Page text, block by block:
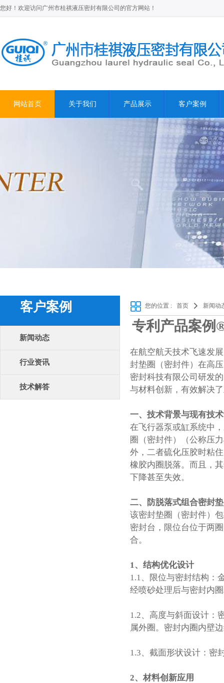
您好！欢迎访问广州市桂祺液压密封有限公司的官方网站！
网站首页 关于我们 产品展示 客户案例
客户案例
新闻动态
行业资讯
技术解答
您的位置 : 首页 新闻动
专利产品案例
在航空航天技术飞速发
封垫圈（密封件）在高
密封科技有限公司研发
与材料创新，有效解决
一、 技术背景与现有技
在飞行器泵或缸系统中
圈（密封件）（公称压
外，二者硫化压胶时粘
橡胶内圈脱落。而且，
下降甚至失效。
二、 防脱落式组合密封
该密封垫圈（密封件）
密封台，限位台位于两
合。
1、 结构优化设计
1.1、限位与密封结构：
经喷砂处理后与密封内
1.2、高度与斜面设计：
属外圈。密封内圈内壁
1.3、截面形状设计：密
2、 材料创新应用